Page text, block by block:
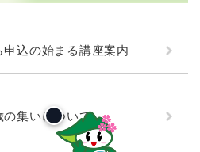
申込の始まる講座案内
の集いについて